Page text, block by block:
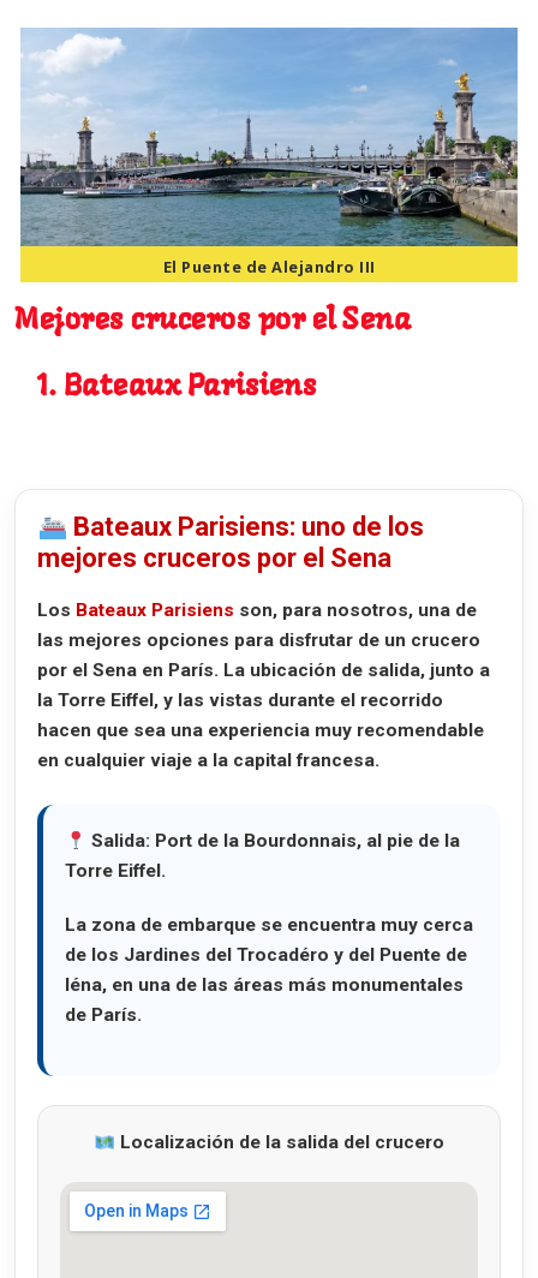
El Puente de Alejandro III
Mejores cruceros por el Sena
1. Bateaux Parisiens
Bateaux Parisiens: uno de los
mejores cruceros por el Sena
Los Bateaux Parisiens son, para nosotros, una de
las mejores opciones para disfrutar de un crucero
por el Sena en París. La ubicación de salida, junto a
la Torre Eiffel, y las vistas durante el recorrido
hacen que sea una experiencia muy recomendable
en cualquier viaje a la capital francesa.
Salida: Port de la Bourdonnais, al pie de la
Torre Eiffel.
La zona de embarque se encuentra muy cerca
de los Jardines del Trocadéro y del Puente de
Iéna, en una de las áreas más monumentales
de París.
Localización de la salida del crucero